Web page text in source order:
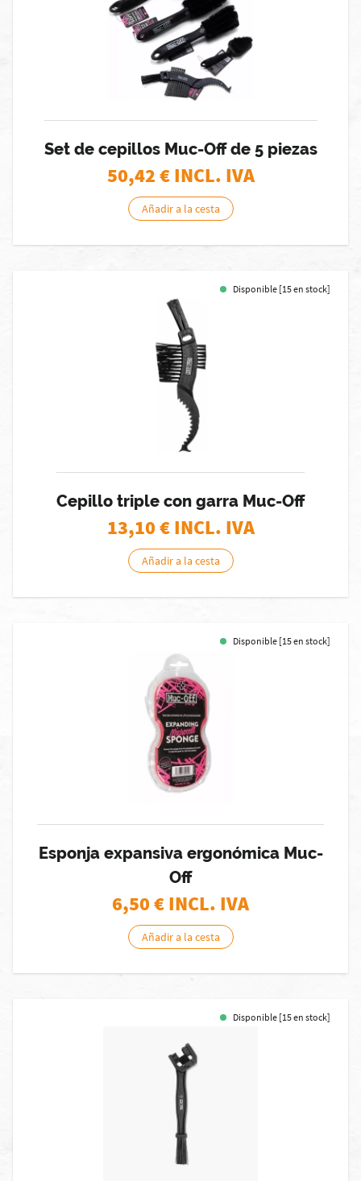
Set de cepillos Muc-Off de 5 piezas
50,42€ INCL. IVA
Añadir a la cesta
Disponible [15 en stock]
Cepillo triple con garra Muc-Off
13,10€ INCL. IVA
Añadir a la cesta
Disponible [15 en stock]
Esponja expansiva ergonómica Muc-
Off
6,50€ INCL. IVA
Añadir a la cesta
Disponible [15 en stock]